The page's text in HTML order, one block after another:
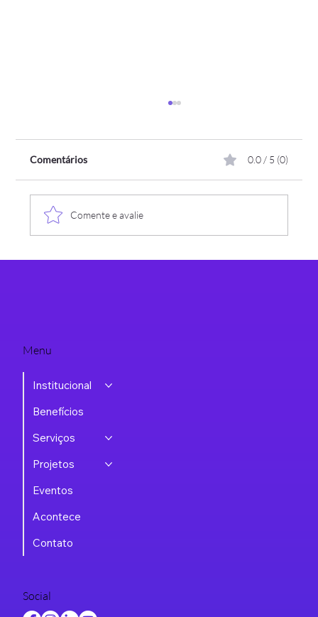
Comentários 0.0 / 5 (0)
Comente e avalie
Menu
Institucional
Benefícios
Serviços
Projetos
Eventos
Acontece
Contato
Social